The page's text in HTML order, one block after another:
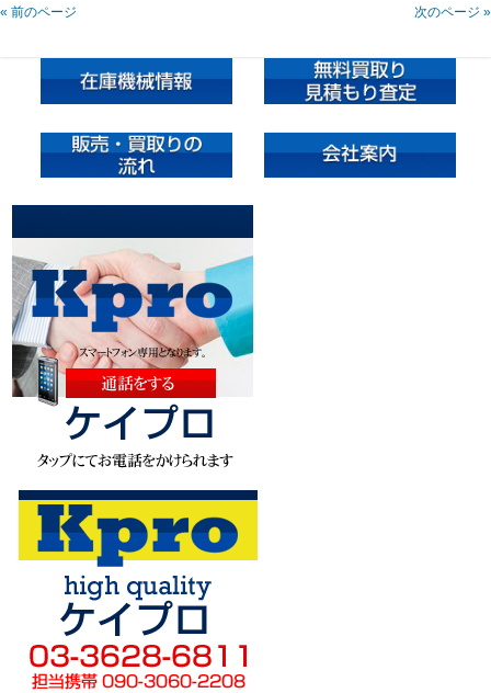
« 前のページ 次のページ »